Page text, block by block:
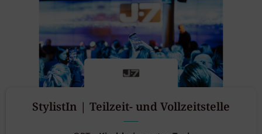
StylistIn | Teilzeit- und Vollzeitstelle